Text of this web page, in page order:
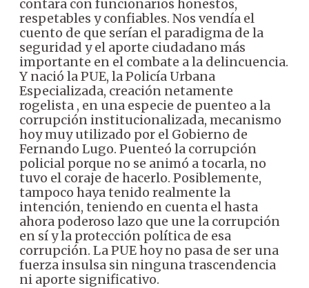
contara con funcionarios honestos,
respetables y confiables. Nos vendía el
cuento de que serían el paradigma de la
seguridad y el aporte ciudadano más
importante en el combate a la delincuencia.
Y nació la PUE, la Policía Urbana
Especializada, creación netamente
rogelista , en una especie de puenteo a la
corrupción institucionalizada, mecanismo
hoy muy utilizado por el Gobierno de
Fernando Lugo. Puenteó la corrupción
policial porque no se animó a tocarla, no
tuvo el coraje de hacerlo. Posiblemente,
tampoco haya tenido realmente la
intención, teniendo en cuenta el hasta
ahora poderoso lazo que une la corrupción
en sí y la protección política de esa
corrupción. La PUE hoy no pasa de ser una
fuerza insulsa sin ninguna trascendencia
ni aporte significativo.